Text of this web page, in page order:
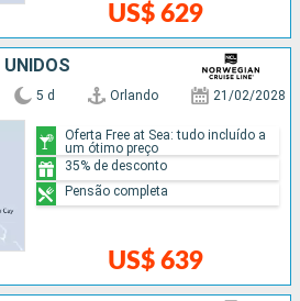
US$ 629
5 d Orlando 21/02/2028
US$ 639
Oferta Free at Sea: tudo incluído a
um ótimo preço
35% de desconto
Pensão completa